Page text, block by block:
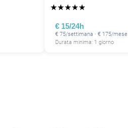
★★★★★
€ 15/24h
€ 75/settimana · € 175/mese
Durata minima: 1 giorno